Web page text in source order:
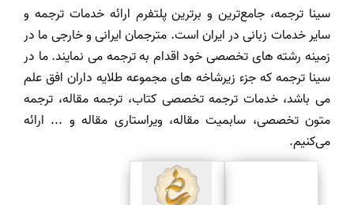
سینا ترجمه، جامع‌ترین و برترین پلتفرم ارائه خدمات ترجمه و
سایر خدمات زبانی در ایران است. مترجمان ایرانی و خارجی ما در
زمینه رشته های تخصصی خود اقدام به ترجمه می نمایند. ما در
سینا ترجمه که جزء زیرشاخه های مجموعه طلایه داران افق علم
می باشد، خدمات ترجمه تخصصی کتاب، ترجمه مقاله، ترجمه
متون تخصصی، سابمیت مقاله، ویراستاری مقاله و ... ارائه
می‌کنیم.